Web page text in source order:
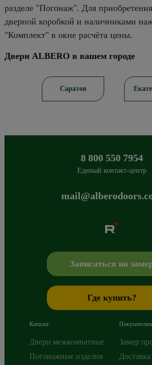
разделе "Погонаж". Для
дверной коробкой и наличниками
"Комплект" в окне расчёта цены.
Двери ALBERO в вашем городе
Саратов
8 800 550 7954
Единый контакт-центр
+7 800 765 43 42,mail@alberodoors.com
Записаться на
Где купить?
Каталог
Двери межкомнатные
Погонажные изделия
Покупателям
Замер
Доставка